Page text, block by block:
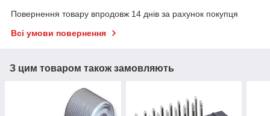
Повернення товару впродовж 14 днів за рахунок покупця
Всі умови повернення
З цим товаром також замовляють